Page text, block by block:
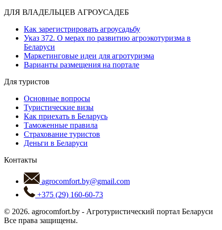
ДЛЯ ВЛАДЕЛЬЦЕВ АГРОУСАДЕБ
Как зарегистрировать агроусадьбу
Указ 372. О мерах по развитию агроэкотуризма в
Беларуси
Маркетинговые идеи для агротуризма
Варианты размещения на портале
Для туристов
Основные вопросы
Туристические визы
Как приехать в Беларусь
Таможенные правила
Страхование туристов
Деньги в Беларуси
Контакты
agrocomfort.by@gmail.com
+375 (29) 160-60-73
© 2026. agrocomfort.by - Агротуристический портал Беларуси
Все права защищены.